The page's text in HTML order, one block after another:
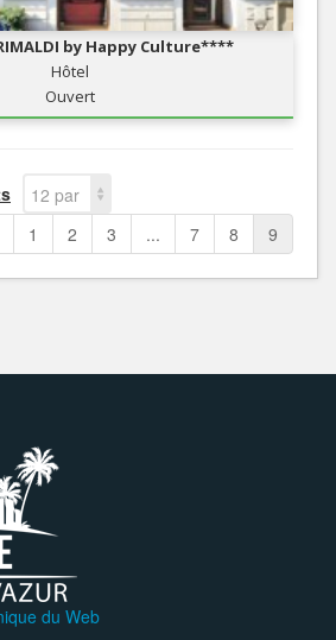
by Happy Culture****
Hôtel
Ouvert
12 par
page
1 2 3 ... 7 8 9
du Web